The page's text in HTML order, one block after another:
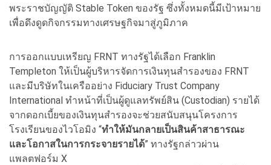
พระราชบัญญัติ Stable Token ของรัฐ ซึ่งทั้งหมดนี้มีเป้าหมาย
เพื่อดึงดูดกิจกรรมทางเศรษฐกิจมาสู่ภูมิภาค
การออกแบบเหรียญ FRNT ทางรัฐได้เลือก Franklin
Templeton ให้เป็นผู้บริหารจัดการเงินทุนสำรองของ FRNT
และมีบริษัทในเครืออย่าง Fiduciary Trust Company
International ทำหน้าที่เป็นผู้ดูแลทรัพย์สิน (Custodian) รายได้
จากดอกเบี้ยของเงินทุนสำรองจะช่วยสนับสนุนโครงการ
โรงเรียนของไวโอมิง “ทำให้มันกลายเป็นสินค้าสาธารณะ
และโอกาสในการกระจายรายได้” ทางรัฐกล่าวผ่าน
แพลตฟอร์ม X